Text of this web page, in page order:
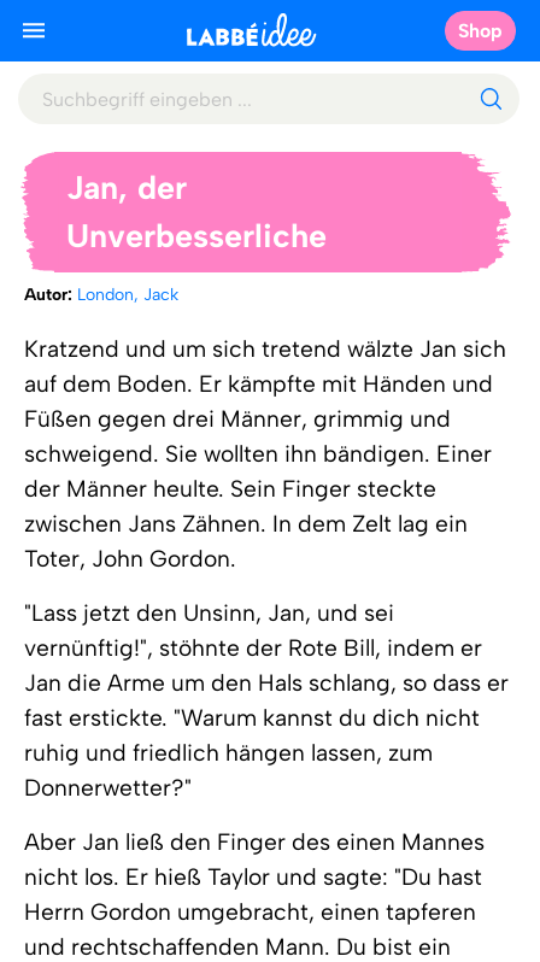
Shop
Jan, der
Unverbesserliche
Autor: London, Jack
Kratzend und um sich tretend wälzte Jan sich
auf dem Boden. Er kämpfte mit Händen und
Füßen gegen drei Männer, grimmig und
schweigend. Sie wollten ihn bändigen. Einer
der Männer heulte. Sein Finger steckte
zwischen Jans Zähnen. In dem Zelt lag ein
Toter, John Gordon.
"Lass jetzt den Unsinn, Jan, und sei
vernünftig!", stöhnte der Rote Bill, indem er
Jan die Arme um den Hals schlang, so dass er
fast erstickte. "Warum kannst du dich nicht
ruhig und friedlich hängen lassen, zum
Donnerwetter?"
Aber Jan ließ den Finger des einen Mannes
nicht los. Er hieß Taylor und sagte: "Du hast
Herrn Gordon umgebracht, einen tapferen
und rechtschaffenden Mann. Du bist ein